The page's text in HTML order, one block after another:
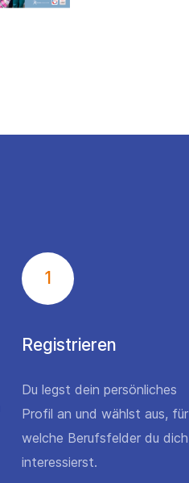
1
Registrieren
Du legst dein persönliches
Profil an und wählst aus, für
welche Berufsfelder du dich
interessierst.